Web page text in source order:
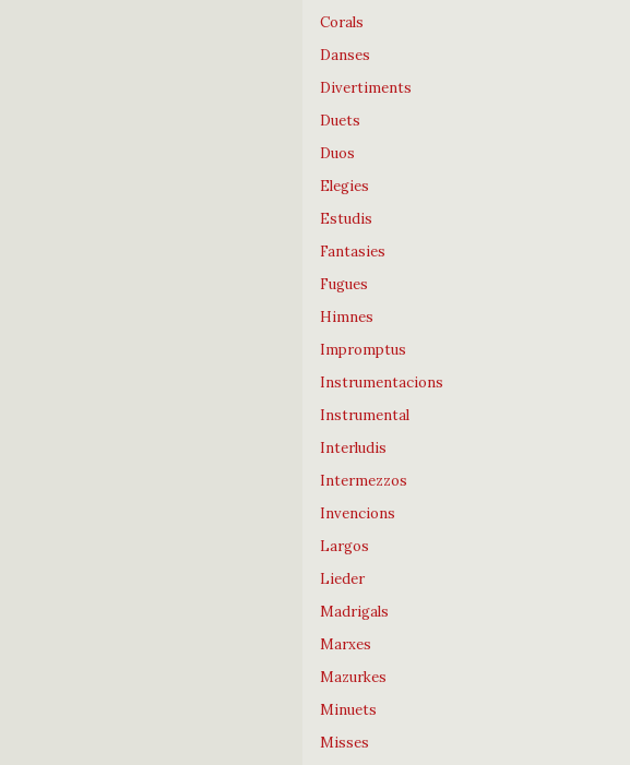
Corals
Danses
Divertiments
Duets
Duos
Elegies
Estudis
Fantasies
Fugues
Himnes
Impromptus
Instrumentacions
Instrumental
Interludis
Intermezzos
Invencions
Largos
Lieder
Madrigals
Marxes
Mazurkes
Minuets
Misses